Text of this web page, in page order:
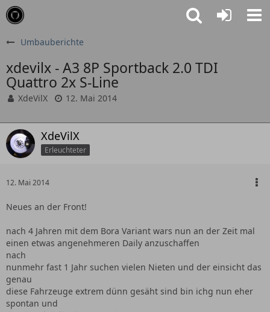
Umbauberichte
xdevilx - A3 8P Sportback 2.0 TDI
Quattro 2x S-Line
XdeVilX 12. Mai 2014
XdeVilX
Erleuchteter
12. Mai 2014
Neues an der Front!
nach 4 Jahren mit dem Bora Variant wars nun an der Zeit mal
einen etwas angenehmeren Daily anzuschaffen
nach
nunmehr fast 1 Jahr suchen vielen Nieten und der einsicht das
genau
diese Fahrzeuge extrem dünn gesäht sind bin ichg nun eher
spontan und